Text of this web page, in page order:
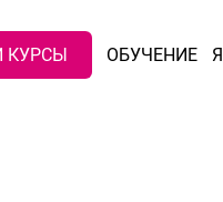
КУРСЫ ОБУЧЕНИЕ